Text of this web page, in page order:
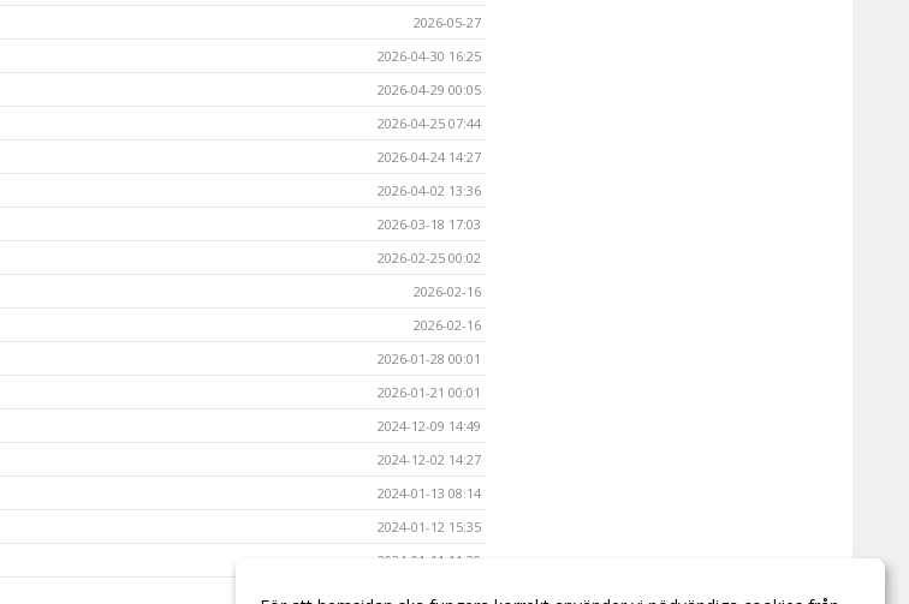
2026-05-27
2026-04-30 16:25
2026-04-29 00:05
2026-04-25 07:44
2026-04-24 14:27
2026-04-02 13:36
2026-03-18 17:03
2026-02-25 00:02
2026-02-16
2026-02-16
2026-01-28 00:01
2026-01-21 00:01
2024-12-09 14:49
2024-12-02 14:27
2024-01-13 08:14
2024-01-12 15:35
2024-01-11 11:30